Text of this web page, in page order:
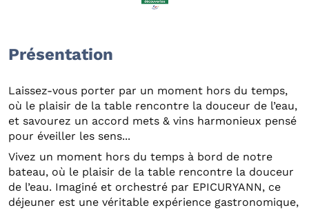
Présentation
Laissez-vous porter par un moment hors du temps,
où le plaisir de la table rencontre la douceur de l’eau,
et savourez un accord mets & vins harmonieux pensé
pour éveiller les sens...
Vivez un moment hors du temps à bord de notre
bateau, où le plaisir de la table rencontre la douceur
de l’eau. Imaginé et orchestré par EPICURYANN, ce
déjeuner est une véritable expérience gastronomique,